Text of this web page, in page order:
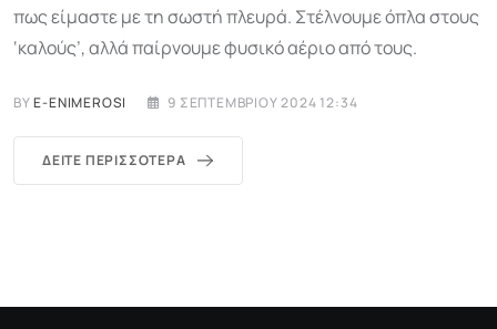
πως είμαστε με τη σωστή πλευρά. Στέλνουμε όπλα στους
‘καλούς’, αλλά παίρνουμε φυσικό αέριο από τους.
BYE-ENIMEROSI 9 ΣΕΠΤΕΜΒΡΊΟΥ 2024 12:34
ΔΕΊΤΕ ΠΕΡΙΣΣΌΤΕΡΑ